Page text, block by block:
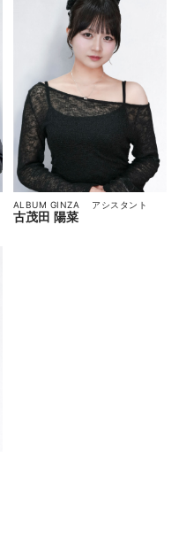
古茂田 陽菜
ALBUM GINZA アシスタント